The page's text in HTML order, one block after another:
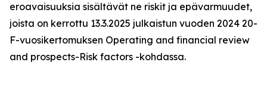
eroavaisuuksia sisältävät ne riskit ja epävarmuudet,
joista on kerrottu 13.3.2025 julkaistun vuoden 2024 20-
F-vuosikertomuksen Operating and financial review
and prospects-Risk factors -kohdassa.